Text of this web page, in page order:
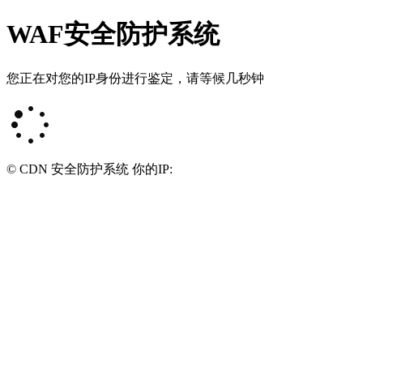
WAF安全防护系统
您正在对您的IP身份进行鉴定，请等候几秒钟
© CDN 安全防护系统 你的IP: